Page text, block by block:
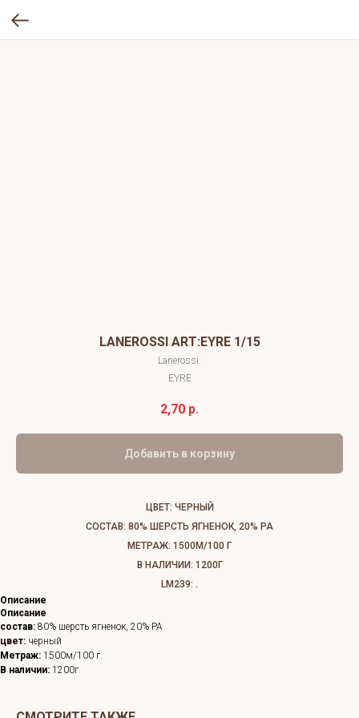
LANEROSSI ART:EYRE 1/15
Lanerossi:
EYRE
2,70 р.
Добавить в корзину
ЦВЕТ: ЧЕРНЫЙ
СОСТАВ: 80% ШЕРСТЬ ЯГНЕНОК, 20% PA
МЕТРАЖ: 1500М/100 Г
В НАЛИЧИИ: 1200Г
LM239: .
Описание
Описание
состав: 80% шерсть ягненок, 20% PA
цвет: черный
Метраж: 1500м/100 г.
В наличии: 1200г